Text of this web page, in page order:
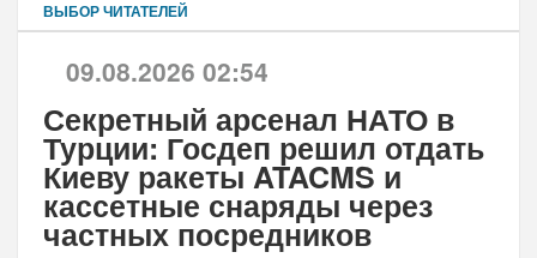
ВЫБОР ЧИТАТЕЛЕЙ
09.08.2026 02:54
Секретный арсенал НАТО в
Турции: Госдеп решил отдать
Киеву ракеты ATACMS и
кассетные снаряды через
частных посредников